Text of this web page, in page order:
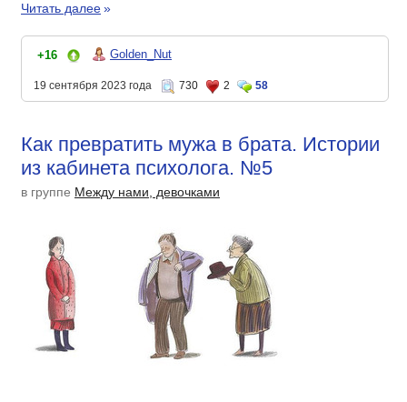
Читать далее»
+16 Golden_Nut
19 сентября 2023 года 730 2 58
Как превратить мужа в брата. Истории
из кабинета психолога. №5
в группе Между нами, девочками